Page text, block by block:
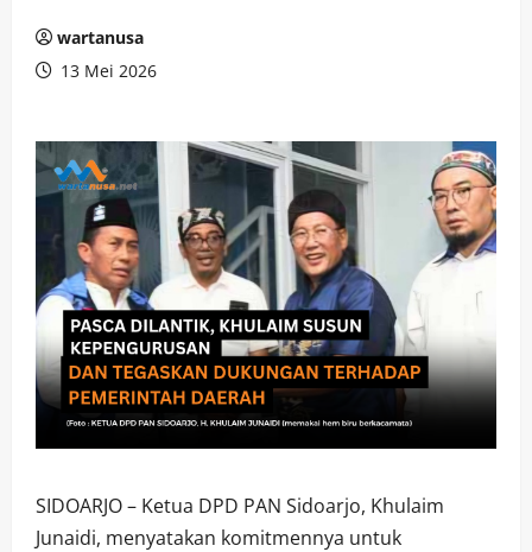
wartanusa
13 Mei 2026
SIDOARJO – Ketua DPD PAN Sidoarjo, Khulaim
Junaidi, menyatakan komitmennya untuk